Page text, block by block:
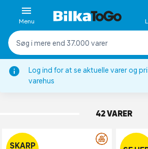
Log ind for at se aktuelle varer og
varehus
Menu
Sodavand
COLA
42 VARER
SKARP